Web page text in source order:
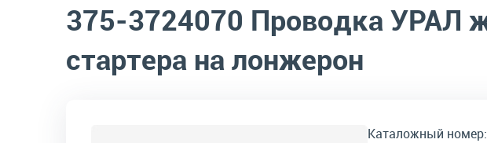
375-3724070 Проводка УРАЛ
стартера на лонжерон
Каталожный номер: